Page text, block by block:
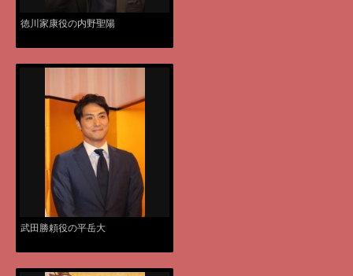
徳川家康役の内野聖陽
武田勝頼役の平岳大